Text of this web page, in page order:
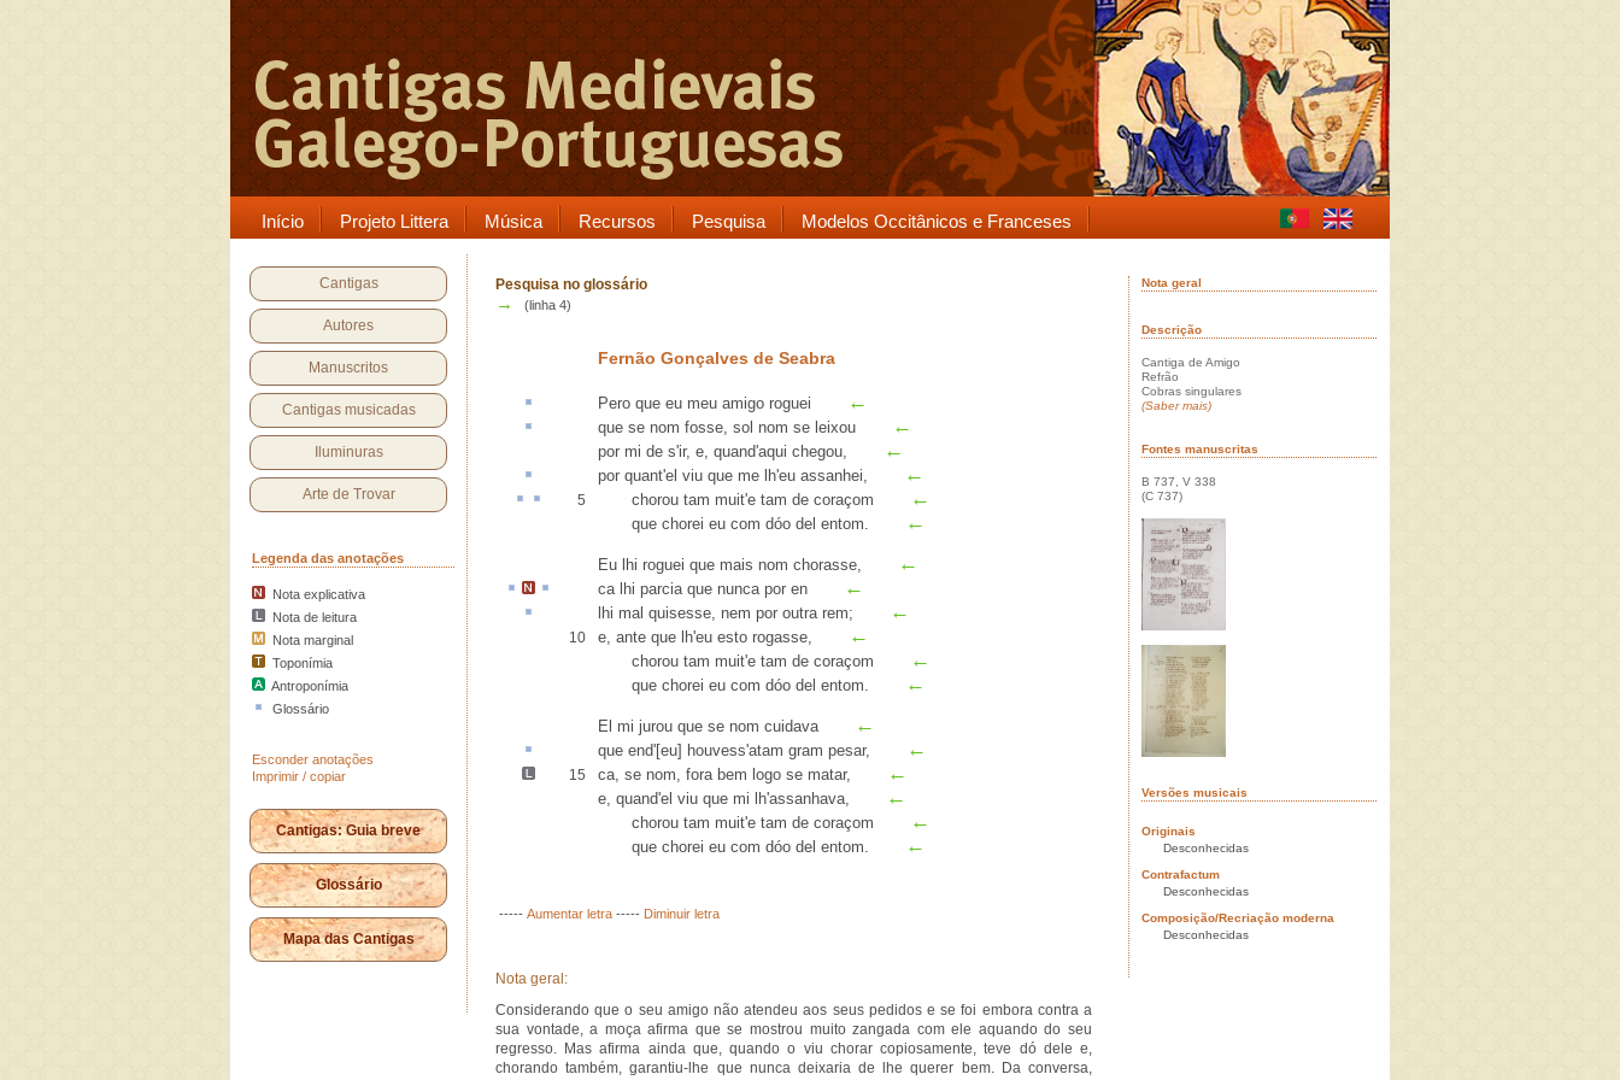
Início Projeto Littera Música Recursos Pesquisa Modelos Occitânicos e Franceses
Cantigas
Autores
Manuscritos
Cantigas musicadas
Iluminuras
Arte de Trovar
Legenda das anotações
Nota explicativa
Nota de leitura
Nota marginal
Toponímia
Antroponímia
Glossário
Esconder anotações
Imprimir / copiar
Cantigas: Guia breve
Glossário
Mapa das Cantigas
Pesquisa no glossário
→ (linha 4)
Fernão Gonçalves de Seabra
Pero que eu meu amigo roguei ←
que se nom fosse, sol nom se leixou ←
por mi de s'ir, e, quand'aqui chegou, ←
por quant'el viu que me lh'eu assanhei, ←
5 chorou tam muit'e tam de coraçom ←
que chorei eu com dóo del entom. ←
Eu lhi roguei que mais nom chorasse, ←
ca lhi parciaque nunca por en ←
lhi mal quisesse, nem por outra rem; ←
10 e, ante que lh'eu esto rogasse, ←
chorou tam muit'e tam de coraçom ←
que chorei eu com dóo del entom. ←
El mi jurou que se nom cuidava←
que end'[eu] houvess'atam gram pesar, ←
15 ca, se nom, fora bem logo se matar, ←
e, quand'el viu que mi lh'assanhava, ←
chorou tam muit'e tam de coraçom ←
que chorei eu com dóo del entom. ←
----- Aumentar letra ----- Diminuir letra
Nota geral:
Considerando que o seu amigo não atendeu aos seus pedidos e se foi embora contra a
sua vontade, a moça afirma que se mostrou muito zangada com ele aquando do seu
regresso. Mas afirma ainda que, quando o viu chorar copiosamente, teve dó dele e,
chorando também, garantiu-lhe que nunca deixaria de lhe querer bem. Da conversa,
Nota geral
Descrição
Cantiga de Amigo
Refrão
Cobras singulares
(Saber mais)
Fontes manuscritas
B 737, V 338
(C 737)
Versões musicais
Originais
Desconhecidas
Contrafactum
Desconhecidas
Composição/Recriação moderna
Desconhecidas